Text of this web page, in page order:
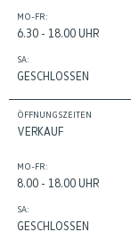
MO-FR:
6.30 - 18.00 UHR
SA:
GESCHLOSSEN
ÖFFNUNGSZEITEN
VERKAUF
MO-FR:
8.00 - 18.00 UHR
SA:
GESCHLOSSEN